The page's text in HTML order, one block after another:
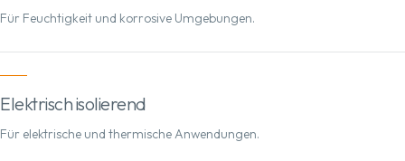
Für Feuchtigkeit und korrosive Umgebungen.
Elektrisch isolierend
Für elektrische und thermische Anwendungen.